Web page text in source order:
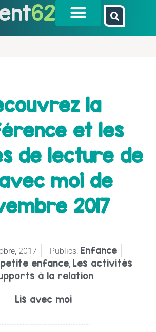
62
la
et les
de lecture de
moi de
2017
2017 Publics: Enfance
enfance Les activités
à la relation
Lis avec moi